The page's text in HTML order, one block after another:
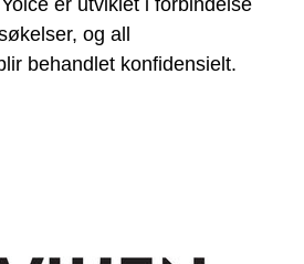
og all
behandlet konfidensielt.